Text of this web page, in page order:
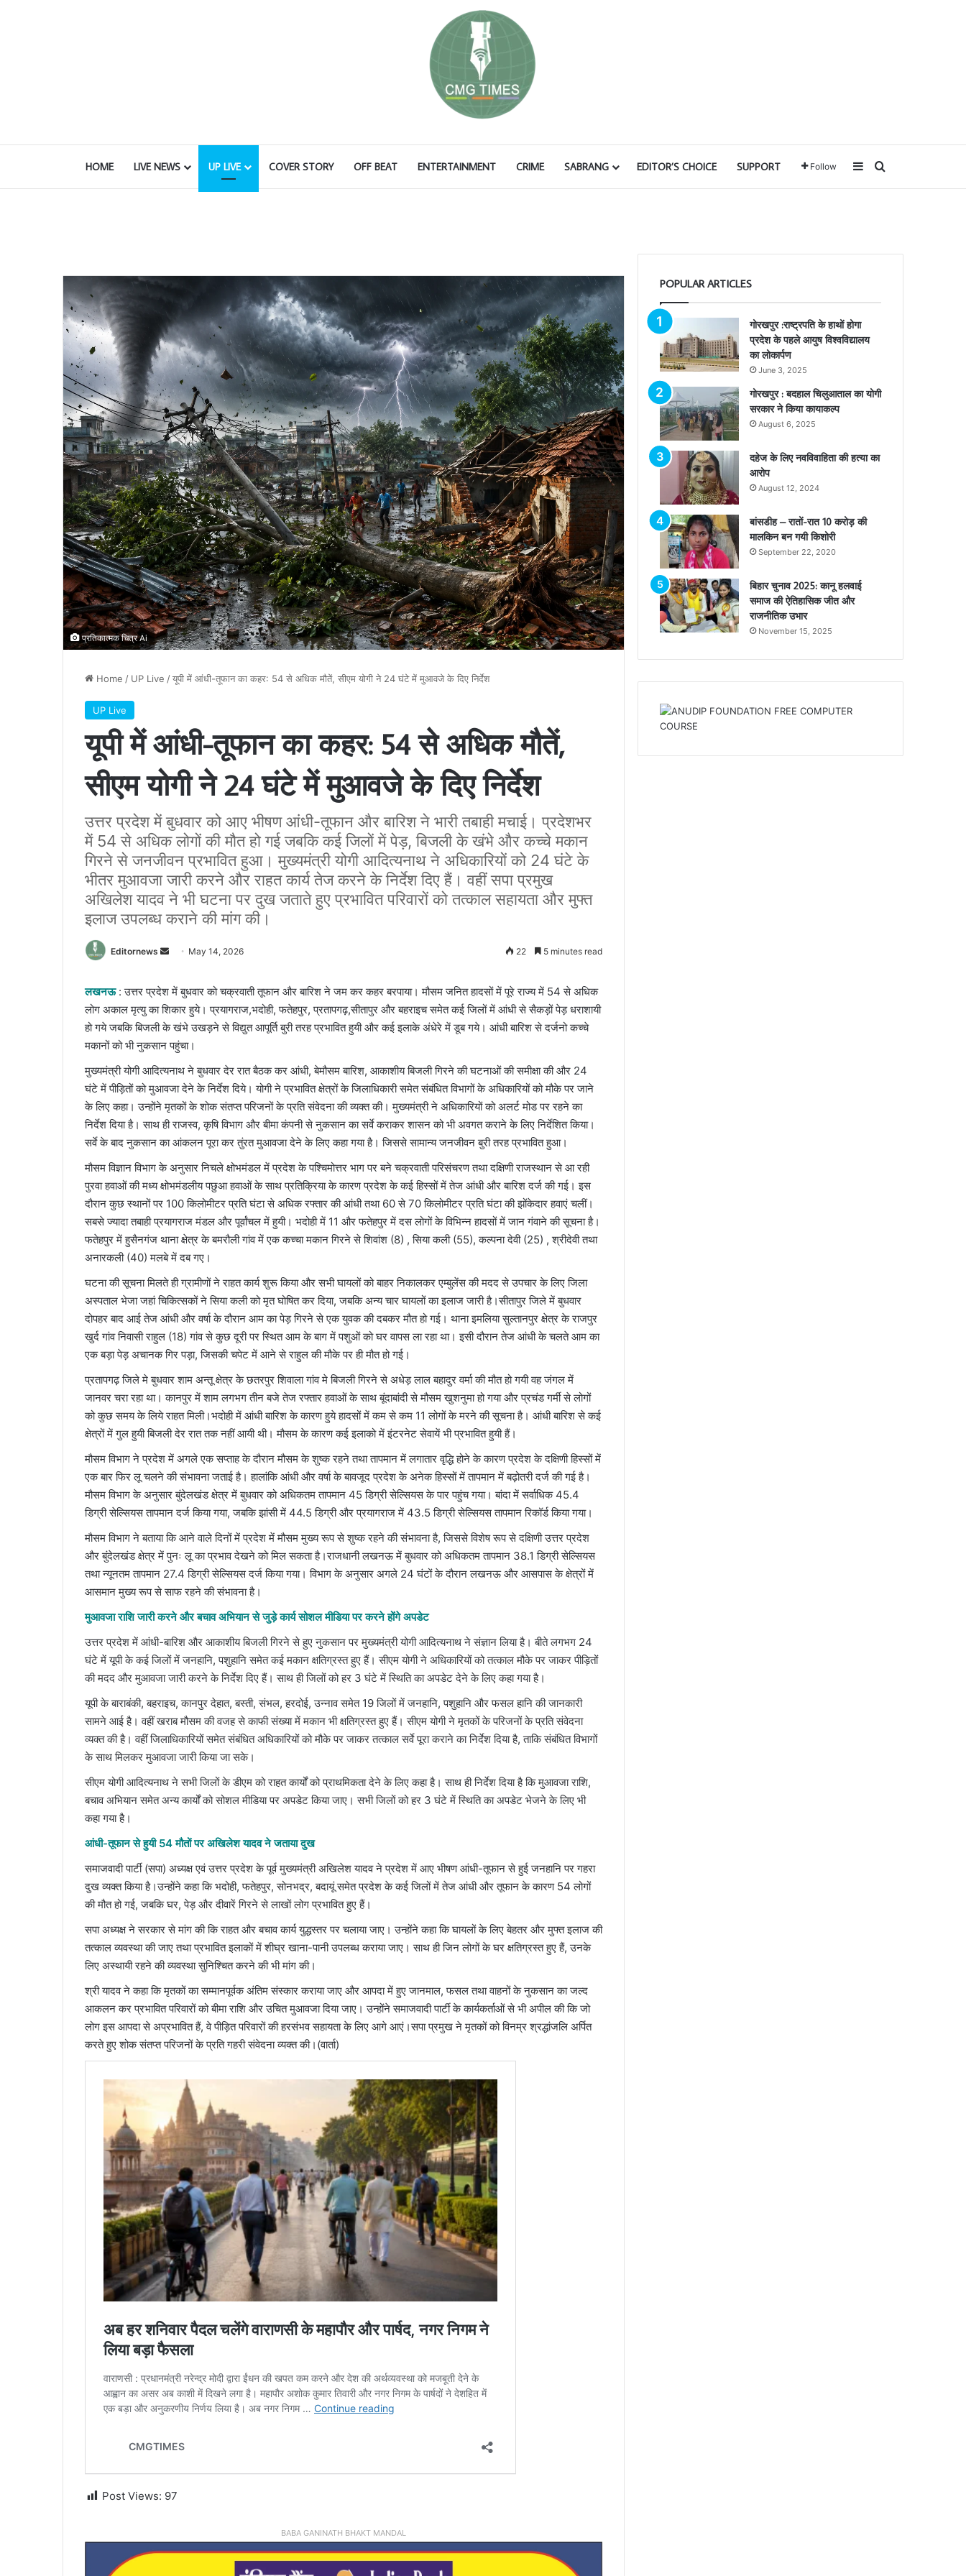
HOME LIVE NEWS UP LIVE COVER STORY OFF BEAT ENTERTAINMENT CRIME SABRANG EDITOR’S CHOICE SUPPORT Follow SidebarSearch for
प्रतिकात्मक चित्र Ai
Home / UP Live /यूपी में आंधी-तूफान का कहर: 54 से अधिक मौतें, सीएम योगी ने 24 घंटे में मुआवजे के दिए निर्देश
UP Live
यूपी में आंधी-तूफान का कहर: 54 से अधिक मौतें,
सीएम योगी ने 24 घंटे में मुआवजे के दिए निर्देश
उत्तर प्रदेश में बुधवार को आए भीषण आंधी-तूफान और बारिश ने भारी तबाही मचाई। प्रदेशभर
में 54 से अधिक लोगों की मौत हो गई जबकि कई जिलों में पेड़, बिजली के खंभे और कच्चे मकान
गिरने से जनजीवन प्रभावित हुआ। मुख्यमंत्री योगी आदित्यनाथ ने अधिकारियों को 24 घंटे के
भीतर मुआवजा जारी करने और राहत कार्य तेज करने के निर्देश दिए हैं। वहीं सपा प्रमुख
अखिलेश यादव ने भी घटना पर दुख जताते हुए प्रभावित परिवारों को तत्काल सहायता और मुफ्त
इलाज उपलब्ध कराने की मांग की।
Editornews
Send
email
May 14, 2026 22 5 minutes read
लखनऊ : उत्तर प्रदेश में बुधवार को चक्रवाती तूफान और बारिश ने जम कर कहर बरपाया। मौसम जनित हादसों में पूरे राज्य में 54 से अधिक
लोग अकाल मृत्यु का शिकार हुये। प्रयागराज,भदोही, फतेहपुर, प्रतापगढ़,सीतापुर और बहराइच समेत कई जिलों में आंधी से सैकड़ों पेड़ धराशायी
हो गये जबकि बिजली के खंभे उखड़ने से विद्युत आपूर्ति बुरी तरह प्रभावित हुयी और कई इलाके अंधेरे में डूब गये। आंधी बारिश से दर्जनो कच्चे
मकानों को भी नुकसान पहुंचा।
मुख्यमंत्री योगी आदित्यनाथ ने बुधवार देर रात बैठक कर आंधी, बेमौसम बारिश, आकाशीय बिजली गिरने की घटनाओं की समीक्षा की और 24
घंटे में पीड़ितों को मुआवजा देने के निर्देश दिये। योगी ने प्रभावित क्षेत्रों के जिलाधिकारी समेत संबंधित विभागों के अधिकारियों को मौके पर जाने
के लिए कहा। उन्होंने मृतकों के शोक संतप्त परिजनों के प्रति संवेदना की व्यक्त की। मुख्यमंत्री ने अधिकारियों को अलर्ट मोड पर रहने का
निर्देश दिया है। साथ ही राजस्व, कृषि विभाग और बीमा कंपनी से नुकसान का सर्वे कराकर शासन को भी अवगत कराने के लिए निर्देशित किया।
सर्वे के बाद नुकसान का आंकलन पूरा कर तुंरत मुआवजा देने के लिए कहा गया है। जिससे सामान्य जनजीवन बुरी तरह प्रभावित हुआ।
मौसम विज्ञान विभाग के अनुसार निचले क्षोभमंडल में प्रदेश के पश्चिमोत्तर भाग पर बने चक्रवाती परिसंचरण तथा दक्षिणी राजस्थान से आ रही
पुरवा हवाओं की मध्य क्षोभमंडलीय पछुआ हवाओं के साथ प्रतिक्रिया के कारण प्रदेश के कई हिस्सों में तेज आंधी और बारिश दर्ज की गई। इस
दौरान कुछ स्थानों पर 100 किलोमीटर प्रति घंटा से अधिक रफ्तार की आंधी तथा 60 से 70 किलोमीटर प्रति घंटा की झोंकेदार हवाएं चलीं।
सबसे ज्यादा तबाही प्रयागराज मंडल और पूर्वांचल में हुयी। भदोही में 11 और फतेहपुर में दस लोगों के विभिन्न हादसों में जान गंवाने की सूचना है।
फतेहपुर में हुसैनगंज थाना क्षेत्र के बमरौली गांव में एक कच्चा मकान गिरने से शिवांश (8) , सिया कली (55), कल्पना देवी (25) , श्रीदेवी तथा
अनारकली (40) मलबे में दब गए।
घटना की सूचना मिलते ही ग्रामीणों ने राहत कार्य शुरू किया और सभी घायलों को बाहर निकालकर एम्बुलेंस की मदद से उपचार के लिए जिला
अस्पताल भेजा जहां चिकित्सकों ने सिया कली को मृत घोषित कर दिया, जबकि अन्य चार घायलों का इलाज जारी है।सीतापुर जिले में बुधवार
दोपहर बाद आई तेज आंधी और वर्षा के दौरान आम का पेड़ गिरने से एक युवक की दबकर मौत हो गई। थाना इमलिया सुल्तानपुर क्षेत्र के राजपुर
खुर्द गांव निवासी राहुल (18) गांव से कुछ दूरी पर स्थित आम के बाग में पशुओं को घर वापस ला रहा था। इसी दौरान तेज आंधी के चलते आम का
एक बड़ा पेड़ अचानक गिर पड़ा, जिसकी चपेट में आने से राहुल की मौके पर ही मौत हो गई।
प्रतापगढ़ जिले मे बुधवार शाम अन्तू क्षेत्र के छतरपुर शिवाला गांव मे बिजली गिरने से अधेड़ लाल बहादुर वर्मा की मौत हो गयी वह जंगल में
जानवर चरा रहा था। कानपुर में शाम लगभग तीन बजे तेज रफ्तार हवाओं के साथ बूंदाबांदी से मौसम खुशनुमा हो गया और प्रचंड गर्मी से लोगों
को कुछ समय के लिये राहत मिली।भदोही में आंधी बारिश के कारण हुये हादसों में कम से कम 11 लोगों के मरने की सूचना है। आंधी बारिश से कई
क्षेत्रों में गुल हुयी बिजली देर रात तक नहीं आयी थी। मौसम के कारण कई इलाको में इंटरनेट सेवायें भी प्रभावित हुयी हैं।
मौसम विभाग ने प्रदेश में अगले एक सप्ताह के दौरान मौसम के शुष्क रहने तथा तापमान में लगातार वृद्धि होने के कारण प्रदेश के दक्षिणी हिस्सों में
एक बार फिर लू चलने की संभावना जताई है। हालांकि आंधी और वर्षा के बावजूद प्रदेश के अनेक हिस्सों में तापमान में बढ़ोतरी दर्ज की गई है।
मौसम विभाग के अनुसार बुंदेलखंड क्षेत्र में बुधवार को अधिकतम तापमान 45 डिग्री सेल्सियस के पार पहुंच गया। बांदा में सर्वाधिक 45.4
डिग्री सेल्सियस तापमान दर्ज किया गया, जबकि झांसी में 44.5 डिग्री और प्रयागराज में 43.5 डिग्री सेल्सियस तापमान रिकॉर्ड किया गया।
मौसम विभाग ने बताया कि आने वाले दिनों में प्रदेश में मौसम मुख्य रूप से शुष्क रहने की संभावना है, जिससे विशेष रूप से दक्षिणी उत्तर प्रदेश
और बुंदेलखंड क्षेत्र में पुनः लू का प्रभाव देखने को मिल सकता है।राजधानी लखनऊ में बुधवार को अधिकतम तापमान 38.1 डिग्री सेल्सियस
तथा न्यूनतम तापमान 27.4 डिग्री सेल्सियस दर्ज किया गया। विभाग के अनुसार अगले 24 घंटों के दौरान लखनऊ और आसपास के क्षेत्रों में
आसमान मुख्य रूप से साफ रहने की संभावना है।
मुआवजा राशि जारी करने और बचाव अभियान से जुड़े कार्य सोशल मीडिया पर करने होंगे अपडेट
उत्तर प्रदेश में आंधी-बारिश और आकाशीय बिजली गिरने से हुए नुकसान पर मुख्यमंत्री योगी आदित्यनाथ ने संज्ञान लिया है। बीते लगभग 24
घंटे में यूपी के कई जिलों में जनहानि, पशुहानि समेत कई मकान क्षतिग्रस्त हुए हैं। सीएम योगी ने अधिकारियों को तत्काल मौके पर जाकर पीड़ितों
की मदद और मुआवजा जारी करने के निर्देश दिए हैं। साथ ही जिलों को हर 3 घंटे में स्थिति का अपडेट देने के लिए कहा गया है।
यूपी के बाराबंकी, बहराइच, कानपुर देहात, बस्ती, संभल, हरदोई, उन्नाव समेत 19 जिलों में जनहानि, पशुहानि और फसल हानि की जानकारी
सामने आई है। वहीं खराब मौसम की वजह से काफी संख्या में मकान भी क्षतिग्रस्त हुए हैं। सीएम योगी ने मृतकों के परिजनों के प्रति संवेदना
व्यक्त की है। वहीं जिलाधिकारियों समेत संबंधित अधिकारियों को मौके पर जाकर तत्काल सर्वे पूरा कराने का निर्देश दिया है, ताकि संबंधित विभागों
के साथ मिलकर मुआवजा जारी किया जा सके।
सीएम योगी आदित्यनाथ ने सभी जिलों के डीएम को राहत कार्यों को प्राथमिकता देने के लिए कहा है। साथ ही निर्देश दिया है कि मुआवजा राशि,
बचाव अभियान समेत अन्य कार्यों को सोशल मीडिया पर अपडेट किया जाए। सभी जिलों को हर 3 घंटे में स्थिति का अपडेट भेजने के लिए भी
कहा गया है।
आंधी-तूफान से हुयी 54 मौतों पर अखिलेश यादव ने जताया दुख
समाजवादी पार्टी (सपा) अध्यक्ष एवं उत्तर प्रदेश के पूर्व मुख्यमंत्री अखिलेश यादव ने प्रदेश में आए भीषण आंधी-तूफान से हुई जनहानि पर गहरा
दुख व्यक्त किया है।उन्होंने कहा कि भदोही, फतेहपुर, सोनभद्र, बदायूं समेत प्रदेश के कई जिलों में तेज आंधी और तूफान के कारण 54 लोगों
की मौत हो गई, जबकि घर, पेड़ और दीवारें गिरने से लाखों लोग प्रभावित हुए हैं।
सपा अध्यक्ष ने सरकार से मांग की कि राहत और बचाव कार्य युद्धस्तर पर चलाया जाए। उन्होंने कहा कि घायलों के लिए बेहतर और मुफ्त इलाज की
तत्काल व्यवस्था की जाए तथा प्रभावित इलाकों में शीघ्र खाना-पानी उपलब्ध कराया जाए। साथ ही जिन लोगों के घर क्षतिग्रस्त हुए हैं, उनके
लिए अस्थायी रहने की व्यवस्था सुनिश्चित करने की भी मांग की।
श्री यादव ने कहा कि मृतकों का सम्मानपूर्वक अंतिम संस्कार कराया जाए और आपदा में हुए जानमाल, फसल तथा वाहनों के नुकसान का जल्द
आकलन कर प्रभावित परिवारों को बीमा राशि और उचित मुआवजा दिया जाए। उन्होंने समाजवादी पार्टी के कार्यकर्ताओं से भी अपील की कि जो
लोग इस आपदा से अप्रभावित हैं, वे पीड़ित परिवारों की हरसंभव सहायता के लिए आगे आएं।सपा प्रमुख ने मृतकों को विनम्र श्रद्धांजलि अर्पित
करते हुए शोक संतप्त परिजनों के प्रति गहरी संवेदना व्यक्त की।(वार्ता)
Post Views: 97
BABA GANINATH BHAKT MANDAL
POPULAR ARTICLES
गोरखपुर :राष्ट्रपति के हाथों होगा
प्रदेश के पहले आयुष विश्वविद्यालय
का लोकार्पण
June 3, 2025
गोरखपुर : बदहाल चिलुआताल का योगी
सरकार ने किया कायाकल्प
August 6, 2025
दहेज के लिए नवविवाहिता की हत्या का
आरोप
August 12, 2024
बांसडीह – रातों-रात 10 करोड़ की
मालकिन बन गयी किशोरी
September 22, 2020
बिहार चुनाव 2025: कानू हलवाई
समाज की ऐतिहासिक जीत और
राजनीतिक उभार
November 15, 2025